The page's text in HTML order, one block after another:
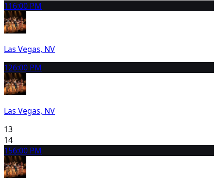
116:00 PM
Las Vegas, NV
126:00 PM
Las Vegas, NV
13
14
156:00 PM